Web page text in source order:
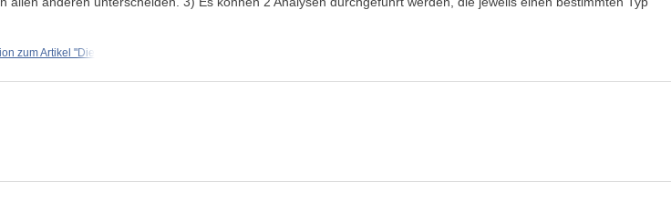
zum Artikel "Die